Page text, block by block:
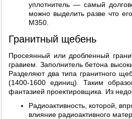
уплотнитель — самый
можно выделить разве что
М350.
Гранитный щебень
Просеянный или дробленный
гравием. Заполнитель бетона
Разделяют два типа гранитного
(1400-1600 единиц). Таким
фантазией проектировщика. Из
Радиоактивность, которой,
влияние радиоактивного